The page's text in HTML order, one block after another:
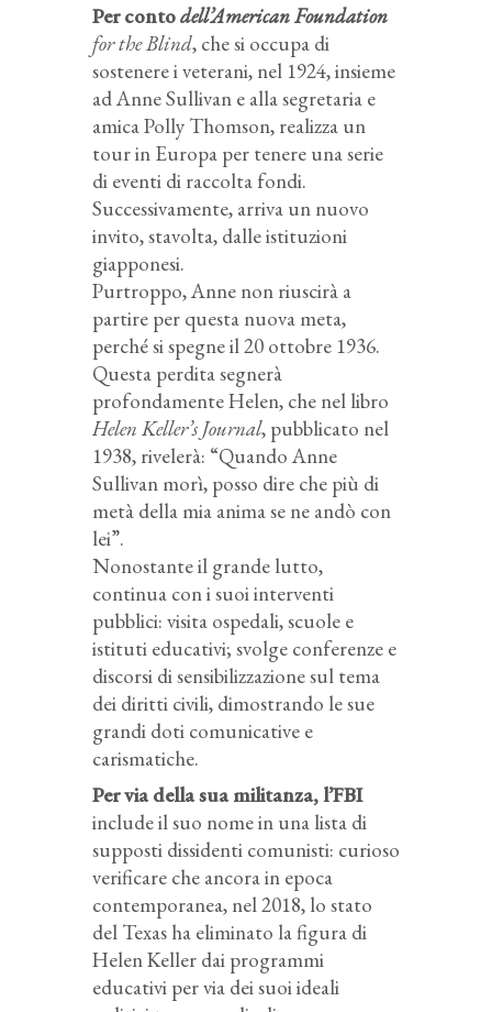
Per contodell’American Foundation
for the Blind, che si occupa di
sostenere i veterani, nel 1924, insieme
ad Anne Sullivan e alla segretaria e
amica Polly Thomson, realizza un
tour in Europa per tenere una serie
di eventi di raccolta fondi.
Successivamente, arriva un nuovo
invito, stavolta, dalle istituzioni
giapponesi.
Purtroppo, Anne non riuscirà a
partire per questa nuova meta,
perché si spegne il 20 ottobre 1936.
Questa perdita segnerà
profondamente Helen, che nel libro
Helen Keller’s Journal, pubblicato nel
1938, rivelerà: “Quando Anne
Sullivan morì, posso dire che più di
metà della mia anima se ne andò con
lei”.
Nonostante il grande lutto,
continua con i suoi interventi
pubblici: visita ospedali, scuole e
istituti educativi; svolge conferenze e
discorsi di sensibilizzazione sul tema
dei diritti civili, dimostrando le sue
grandi doti comunicative e
carismatiche.
Per via della sua militanza, l’FBI
include il suo nome in una lista di
supposti dissidenti comunisti: curioso
verificare che ancora in epoca
contemporanea, nel 2018, lo stato
del Texas ha eliminato la figura di
Helen Keller dai programmi
educativi per via dei suoi ideali